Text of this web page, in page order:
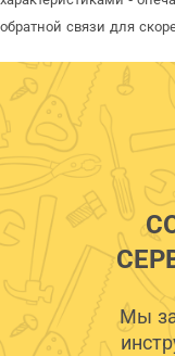
обратной связи для
Мы